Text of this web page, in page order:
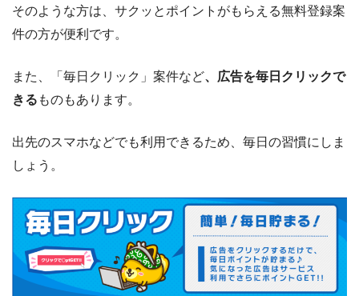
そのような方は、サクッとポイントがもらえる無料登録案
件の方が便利です。
また、「毎日クリック」案件など、広告を毎日クリックで
きる ものもあります。
出先のスマホなどでも利用できるため、毎日の習慣にしま
しょう。